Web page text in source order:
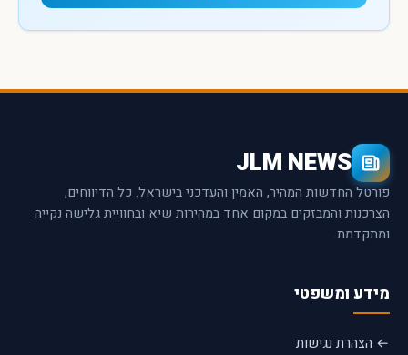
JLM NEWS
פורטל החדשות המהיר, האמין והעדכני בישראל. כל הדיווחים,
הצרכנות והמבזקים במקום אחד במהירות שיא ובחוויית גלישה נקייה
ומתקדמת.
מידע ומשפטי
← הצהרת נגישות